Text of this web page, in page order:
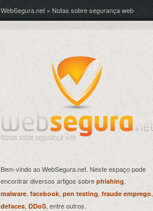
WebSegura.net » Notas sobre segurança web
Bem-vindo ao WebSegura.net. Neste espaço pode
encontrar diversos artigos sobre phishing,
malware, facebook, pen testing, fraude emprego,
defaces DDoS, entre outros.